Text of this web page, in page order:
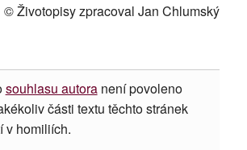
© Životopisy zpracoval Jan Chlumský
souhlasu autoranení povoleno
části textu těchto stránek
v homiliích.